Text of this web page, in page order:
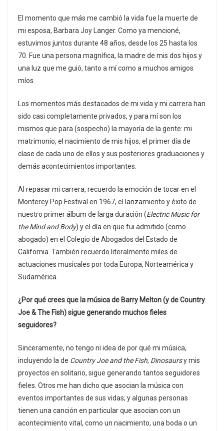
El momento que más me cambió la vida fue la muerte de
mi esposa, Barbara Joy Langer. Como ya mencioné,
estuvimos juntos durante 48 años, desde los 25 hasta los
70. Fue una persona magnífica, la madre de mis dos hijos y
una luz que me guió, tanto a mí como a muchos amigos
míos.
Los momentos más destacados de mi vida y mi carrera han
sido casi completamente privados, y para mí son los
mismos que para (sospecho) la mayoría de la gente: mi
matrimonio, el nacimiento de mis hijos, el primer día de
clase de cada uno de ellos y sus posteriores graduaciones y
demás acontecimientos importantes.
Al repasar mi carrera, recuerdo la emoción de tocar en el
Monterey Pop Festival en 1967, el lanzamiento y éxito de
nuestro primer álbum de larga duración (Electric Music for
the Mind and Body) y el día en que fui admitido (como
abogado) en el Colegio de Abogados del Estado de
California. También recuerdo literalmente miles de
actuaciones musicales por toda Europa, Norteamérica y
Sudamérica.
¿Por qué crees que la música de Barry Melton (y de Country
Joe & The Fish) sigue generando muchos fieles
seguidores?
Sinceramente, no tengo ni idea de por qué mi música,
incluyendo la de Country Joe and the Fish, Dinosaursy mis
proyectos en solitario, sigue generando tantos seguidores
fieles. Otros me han dicho que asocian la música con
eventos importantes de sus vidas; y algunas personas
tienen una canción en particular que asocian con un
acontecimiento vital, como un nacimiento, una boda o un